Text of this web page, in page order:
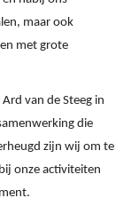
maar ook
met grote
Ard van de Steeg in
die
zijn wij om te
onze activiteiten